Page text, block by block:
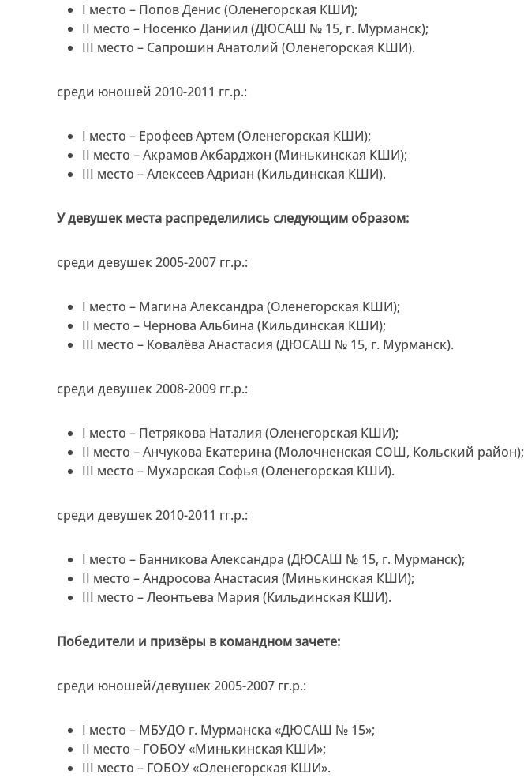
I место – Попов Денис (Оленегорская КШИ);
II место – Носенко Даниил (ДЮСАШ № 15, г. Мурманск);
III место – Сапрошин Анатолий (Оленегорская КШИ).
среди юношей 2010-2011 гг.р.:
I место – Ерофеев Артем (Оленегорская КШИ);
II место – Акрамов Акбарджон (Минькинская КШИ);
III место – Алексеев Адриан (Кильдинская КШИ).
У девушек места распределились следующим образом:
среди девушек 2005-2007 гг.р.:
I место – Магина Александра (Оленегорская КШИ);
II место – Чернова Альбина (Кильдинская КШИ);
III место – Ковалёва Анастасия (ДЮСАШ № 15, г. Мурманск).
среди девушек 2008-2009 гг.р.:
I место – Петрякова Наталия (Оленегорская КШИ);
II место – Анчукова Екатерина (Молочненская СОШ, Кольский район);
III место – Мухарская Софья (Оленегорская КШИ).
среди девушек 2010-2011 гг.р.:
I место – Банникова Александра (ДЮСАШ № 15, г. Мурманск);
II место – Андросова Анастасия (Минькинская КШИ);
III место – Леонтьева Мария (Кильдинская КШИ).
Победители и призёры в командном зачете:
среди юношей/девушек 2005-2007 гг.р.:
I место – МБУДО г. Мурманска «ДЮСАШ № 15»;
II место – ГОБОУ «Минькинская КШИ»;
III место – ГОБОУ «Оленегорская КШИ».